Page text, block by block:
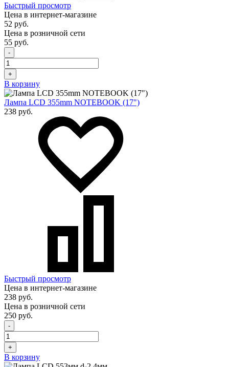
Быстрый просмотр
Цена в интернет-магазине
52 руб.
Цена в розничной сети
55 руб.
-
+
В корзину
Лампа LCD 355mm NOTEBOOK (17")
238 руб.
Быстрый просмотр
Цена в интернет-магазине
238 руб.
Цена в розничной сети
250 руб.
-
+
В корзину